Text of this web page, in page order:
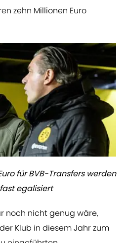
zehn Millionen Euro
für BVB-Transfers werden
egalisiert
noch nicht genug wäre,
Klub in diesem Jahr zum